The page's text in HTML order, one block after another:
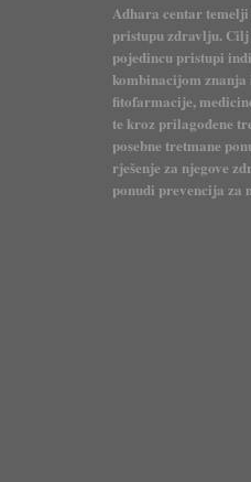
Adhara centar
pristupu zdravlju. Cilj
pojedincu pristupi
kombinacijom
fitofarmacije,
te kroz prilagođene
posebne tretmane
rješenje za njegove
ponudi prevencija za